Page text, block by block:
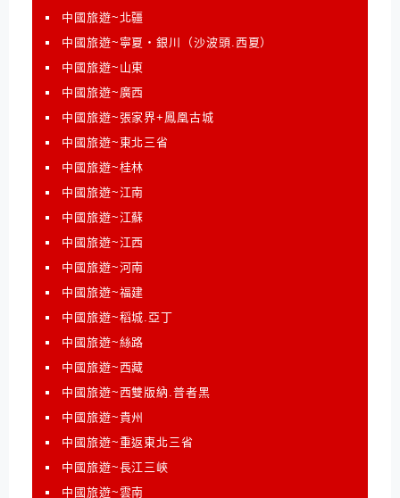
中國旅遊~北疆
中國旅遊~寧夏‧銀川（沙波頭.西夏）
中國旅遊~山東
中國旅遊~廣西
中國旅遊~張家界+鳳凰古城
中國旅遊~東北三省
中國旅遊~桂林
中國旅遊~江南
中國旅遊~江蘇
中國旅遊~江西
中國旅遊~河南
中國旅遊~福建
中國旅遊~稻城.亞丁
中國旅遊~絲路
中國旅遊~西藏
中國旅遊~西雙版納.普者黑
中國旅遊~貴州
中國旅遊~重返東北三省
中國旅遊~長江三峽
中國旅遊~雲南